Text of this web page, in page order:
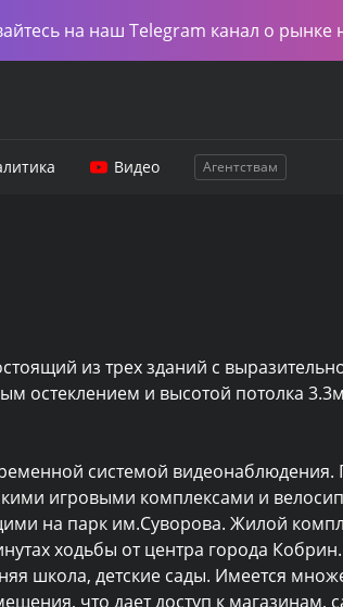
на наш Telegram канал о рынке
Видео Агентствам
из трех зданий с
остеклением и высотой потолка
системой
игровыми комплексами и
на парк им.Суворова. Жилой
ходьбы от центра города
школа, детские сады. Имеется
что дает доступ к магазинам,